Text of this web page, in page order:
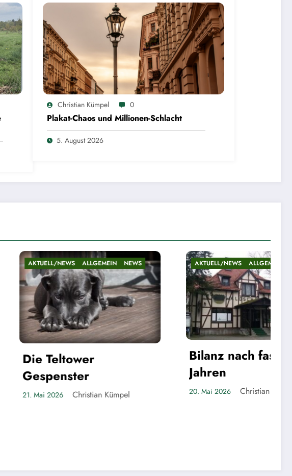
Christian Kümpel 0
Plakat-Chaos und Millionen-Schlacht
5. August 2026
AKTUELL/NEWS ALLGEMEIN
Bilanz nach fast fünf
Jahren
20. Mai 2026 Christian Kümpel
AKTUELL/NEWS
Die „Zeit-
Rathaus